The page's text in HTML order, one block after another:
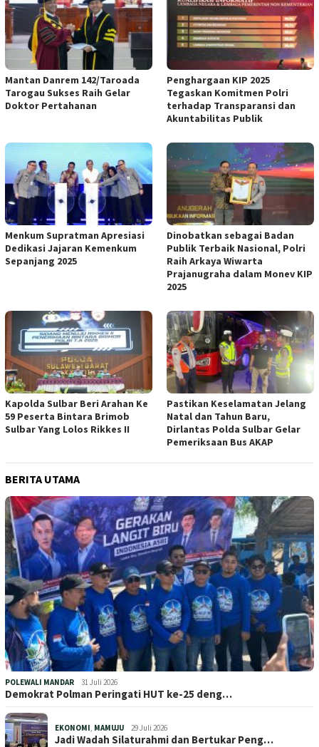
Mantan Danrem 142/Taroada
Tarogau Sukses Raih Gelar
Doktor Pertahanan
Penghargaan KIP 2025
Tegaskan Komitmen Polri
terhadap Transparansi dan
Akuntabilitas Publik
Menkum Supratman Apresiasi
Dedikasi Jajaran Kemenkum
Sepanjang 2025
Dinobatkan sebagai Badan
Publik Terbaik Nasional, Polri
Raih Arkaya Wiwarta
Prajanugraha dalam Monev KIP
2025
Kapolda Sulbar Beri Arahan Ke
59 Peserta Bintara Brimob
Sulbar Yang Lolos Rikkes II
Pastikan Keselamatan Jelang
Natal dan Tahun Baru,
Dirlantas Polda Sulbar Gelar
Pemeriksaan Bus AKAP
BERITA UTAMA
POLEWALI MANDAR 31 Juli 2026
Demokrat Polman Peringati HUT ke-25 deng…
EKONOMI, MAMUJU 29 Juli 2026
Jadi Wadah Silaturahmi dan Bertukar Peng…